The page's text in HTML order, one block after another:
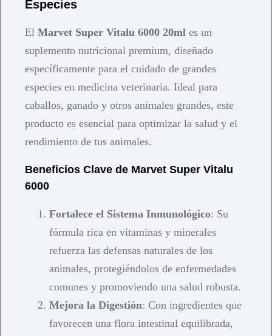
Especies
El Marvet Super Vitalu 6000 20ml es un
suplemento nutricional premium, diseñado
específicamente para el cuidado de grandes
especies en medicina veterinaria. Ideal para
caballos, ganado y otros animales grandes, este
producto es esencial para optimizar la salud y el
rendimiento de tus animales.
Beneficios Clave de Marvet Super Vitalu
6000
Fortalece el Sistema Inmunológico: Su
fórmula rica en vitaminas y minerales
refuerza las defensas naturales de los
animales, protegiéndolos de enfermedades
comunes y promoviendo una salud robusta.
Mejora la Digestión: Con ingredientes que
favorecen una flora intestinal equilibrada,